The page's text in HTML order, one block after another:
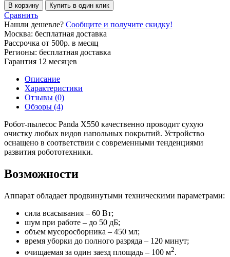
В корзину Купить в один клик
Сравнить
Нашли дешевле? Сообщите и получите скидку!
Москва: бесплатная доставка
Рассрочка от 500р. в месяц
Регионы: бесплатная доставка
Гарантия 12 месяцев
Описание
Характеристики
Отзывы (0)
Обзоры (4)
Робот-пылесос Panda X550 качественно проводит сухую
очистку любых видов напольных покрытий. Устройство
оснащено в соответствии с современными тенденциями
развития робототехники.
Возможности
Аппарат обладает продвинутыми техническими параметрами:
сила всасывания – 60 Вт;
шум при работе – до 50 дБ;
объем мусоросборника – 450 мл;
время уборки до полного разряда – 120 минут;
очищаемая за один заезд площадь – 100 м2.